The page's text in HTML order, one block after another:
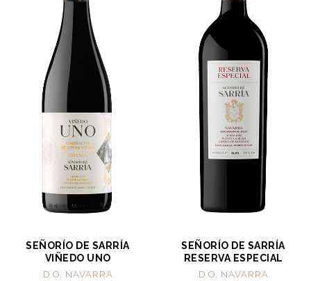
SEÑORÍO DE SARRÍA
VIÑEDO UNO
D.O. NAVARRA
SEÑORÍO DE SARRÍA
RESERVA ESPECIAL
D.O. NAVARRA